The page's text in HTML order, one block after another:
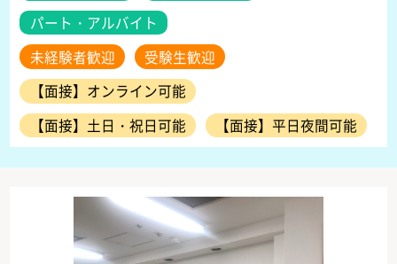
パート・アルバイト
未経験者歓迎
受験生歓迎
【面接】オンライン可能
【面接】土日・祝日可能
【面接】平日夜間可能